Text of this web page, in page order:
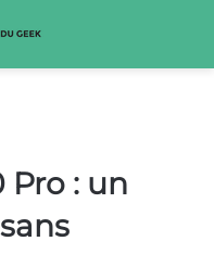
Pro : un